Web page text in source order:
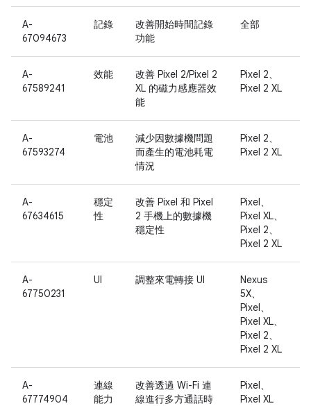
A-
67094673
記錄
改善開始時間記錄
功能
全部
A-
67589241
效能
改善 Pixel 2/Pixel 2
XL 的磁力感應器效
能
Pixel 2、
Pixel 2 XL
A-
67593274
電池
減少因數據機問題
而產生的電池耗電
情況
Pixel 2、
Pixel 2 XL
A-
67634615
穩定
性
改善 Pixel 和 Pixel
2 手機上的數據機
穩定性
Pixel、
Pixel XL、
Pixel 2、
Pixel 2 XL
A-
67750231
UI 調整來電轉接 UI
Nexus
5X、
Pixel、
Pixel XL、
Pixel 2、
Pixel 2 XL
A-
67774904
連線
能力
改善透過 Wi-Fi 連
線進行多方通話時
Pixel、
Pixel XL